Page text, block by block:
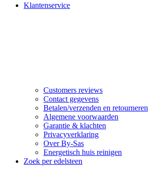
Klantenservice
Customers reviews
Contact gegevens
Betalen/verzenden en retourneren
Algemene voorwaarden
Garantie & klachten
Privacyverklaring
Over By-Sas
Energetisch huis reinigen
Zoek per edelsteen